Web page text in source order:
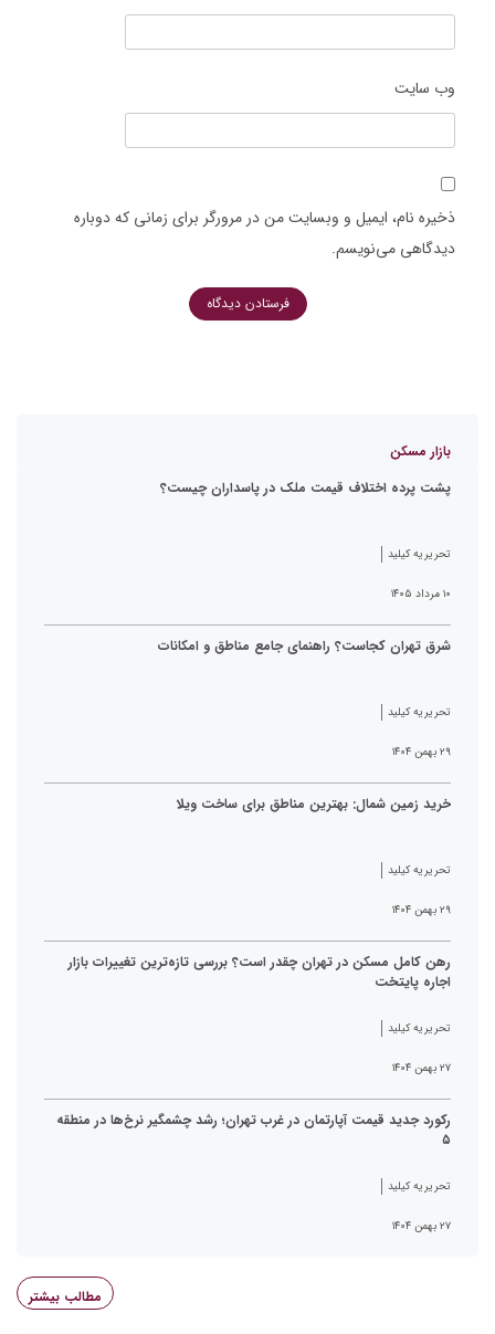
وب‌ سایت
ذخیره نام، ایمیل و وبسایت من در مرورگر برای زمانی که دوباره
دیدگاهی می‌نویسم.
بازار مسکن
پشت پرده اختلاف قیمت ملک در پاسداران چیست؟
تحریریه کیلید
۱۰ مرداد ۱۴۰۵
شرق تهران کجاست؟ راهنمای جامع مناطق و امکانات
تحریریه کیلید
۲۹ بهمن ۱۴۰۴
خرید زمین شمال: بهترین مناطق برای ساخت ویلا
تحریریه کیلید
۲۹ بهمن ۱۴۰۴
رهن کامل مسکن در تهران چقدر است؟ بررسی تازه‌ترین تغییرات بازار
اجاره پایتخت
تحریریه کیلید
۲۷ بهمن ۱۴۰۴
رکورد جدید قیمت آپارتمان در غرب تهران؛ رشد چشمگیر نرخ‌ها در منطقه
۵
تحریریه کیلید
۲۷ بهمن ۱۴۰۴
مطالب بیشتر